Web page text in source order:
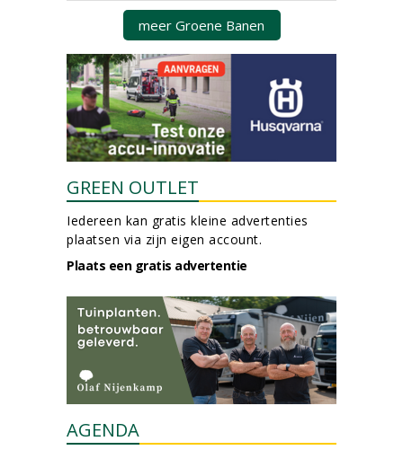
meer Groene Banen
GREEN OUTLET
Iedereen kan gratis kleine advertenties
plaatsen via zijn eigen account.
Plaats een gratis advertentie
AGENDA